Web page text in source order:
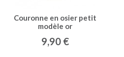
Couronne en osier petit
modèle or
9,90 €